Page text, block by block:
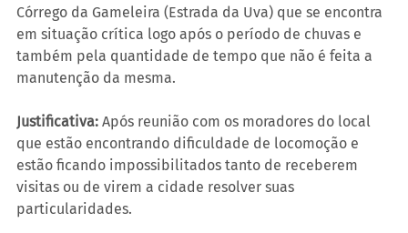
Córrego da Gameleira (Estrada da Uva) que se encontra
em situação crítica logo após o período de chuvas e
também pela quantidade de tempo que não é feita a
manutenção da mesma.
Justificativa: Após reunião com os moradores do local
que estão encontrando dificuldade de locomoção e
estão ficando impossibilitados tanto de receberem
visitas ou de virem a cidade resolver suas
particularidades.